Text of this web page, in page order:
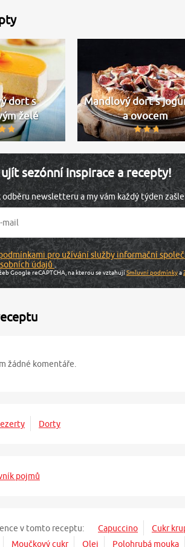
dort s
želé
Mandlový dort s
a ovocem
sezónní inspirace a recepty!
newsletteru a my vám každý týden
pro užívání služby informační
údajů.
Google reCAPTCHA, na kterou se vztahujíSmluvní podmínkya
žádné komentáře.
Dorty
pojmů
v tomto receptu: Capuccino Cukr
Moučkový cukr Olej Polohrubá mouka